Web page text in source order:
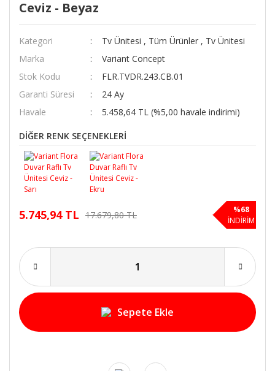
Ceviz - Beyaz
Kategori Tv Ünitesi , Tüm Ürünler , Tv Ünitesi
Marka
Variant Concept
Stok Kodu
FLR.TVDR.243.CB.01
Garanti Süresi
24 Ay
Havale
5.458,64 TL (%5,00 havale indirimi)
DİĞER RENK SEÇENEKLERİ
5.745,94 TL 17.679,80 TL
%68
İNDİRİM
Sepete Ekle